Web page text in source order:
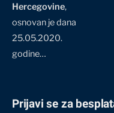
Hercegovine,
osnovan je dana
25.05.2020.
godine…
Prijavi se za